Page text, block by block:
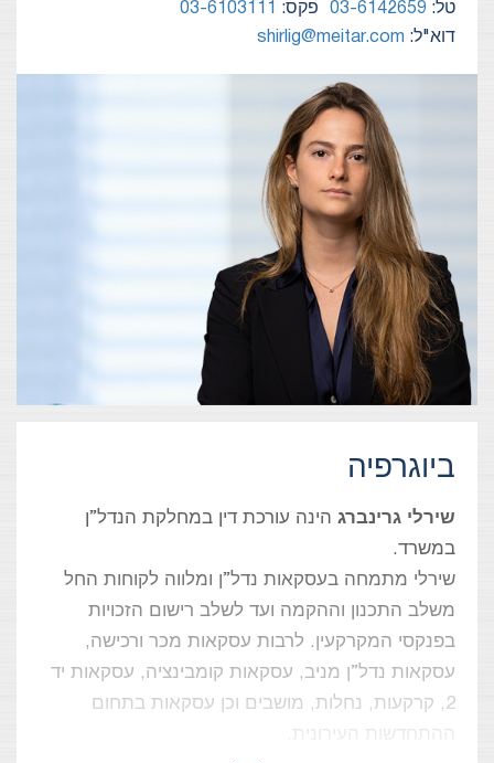
טל: 03-6142659 פקס:
03-6103111
דוא"ל: shirlig@meitar.com
ביוגרפיה
שירלי גרינברג הינה עורכת דין במחלקת הנדל”ן
במשרד.
שירלי מתמחה בעסקאות נדל”ן ומלווה לקוחות החל
משלב התכנון וההקמה ועד לשלב רישום הזכויות
בפנקסי המקרקעין. לרבות עסקאות מכר ורכישה,
עסקאות נדל”ן מניב, עסקאות קומבינציה, עסקאות יד
2, קרקעות, נחלות, מושבים וכן עסקאות בתחום